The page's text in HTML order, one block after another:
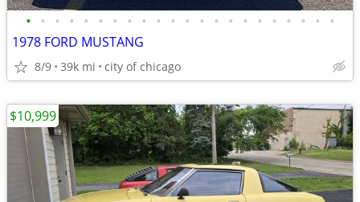
• • • • • • • • • • • • • • • • • • • • • •
1978 FORD MUSTANG
8/9 39k mi city of chicago
$10,999